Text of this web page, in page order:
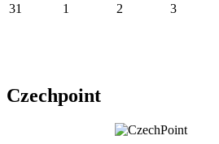
31 1 2 3
Czechpoint